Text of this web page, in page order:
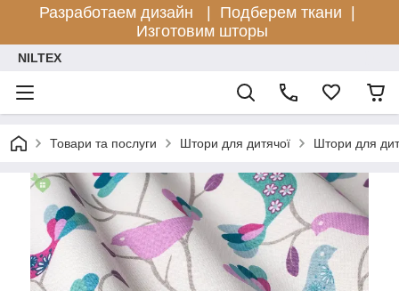
Разработаем дизайн |
Подберем ткани |
Изготовим шторы
NILTEX
Товари та послуги Штори для дитячої Штори для